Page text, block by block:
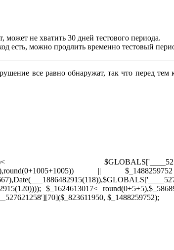
может не хватить 30 дней тестового периода.
есть, можно продлить временно тестовый
все равно обнаружат, так что перед тем
||
$_1624613017<
$_1488259752);